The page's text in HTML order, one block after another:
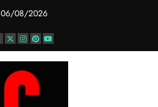
06/08/2026